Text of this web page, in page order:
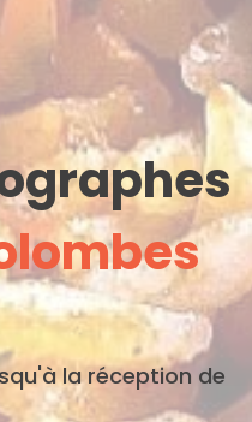
la réception de